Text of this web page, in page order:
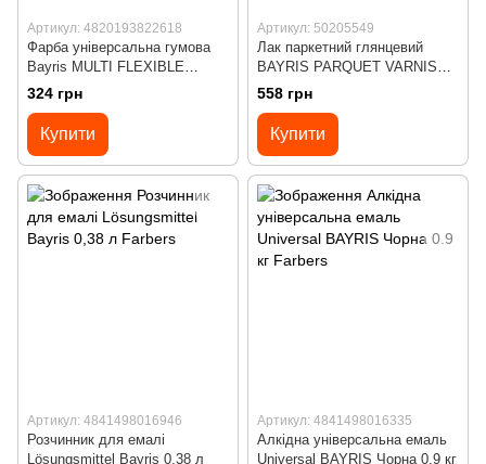
Артикул: 4820193822618
Фарба універсальна гумова
Bayris MULTI FLEXIBLE
PAINT Білий (База А) 1 кг
324 грн
Купити
Артикул: 50205549
Лак паркетний глянцевий
BAYRIS PARQUET VARNISH
0,75 л
558 грн
Купити
Артикул: 4841498016946
Розчинник для емалі
Lösungsmittel Bayris 0,38 л
Артикул: 4841498016335
Алкідна універсальна емаль
Universal BAYRIS Чорна 0.9 кг